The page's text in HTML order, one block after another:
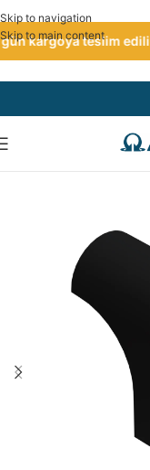
Skip to navigation
Skip to main content
kargoya teslim edilir.